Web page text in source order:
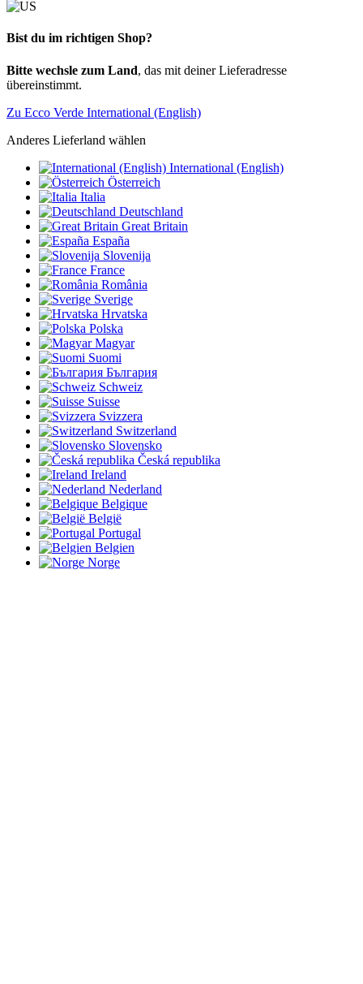
Bist du im richtigen Shop?
Bitte wechsle zum Land, das mit deiner Lieferadresse
übereinstimmt.
Zu Ecco Verde International (English)
Anderes Lieferland wählen
International (English)
Österreich
Italia
Deutschland
Great Britain
España
Slovenija
France
România
Sverige
Hrvatska
Polska
Magyar
Suomi
България
Schweiz
Suisse
Svizzera
Switzerland
Slovensko
Česká republika
Ireland
Nederland
Belgique
België
Portugal
Belgien
Norge